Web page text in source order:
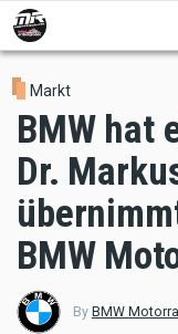
Skip
to
main
content
Markt
BMW hat
Dr.
BMW
By BMW